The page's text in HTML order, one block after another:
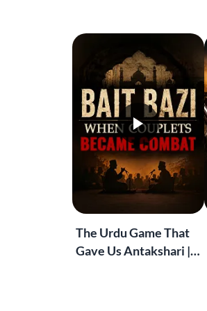
The Urdu Game That
Gave Us Antakshari |